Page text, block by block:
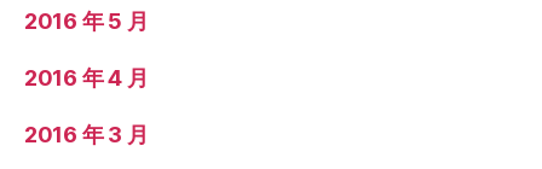
2016 年 5 月
2016 年 4 月
2016 年 3 月